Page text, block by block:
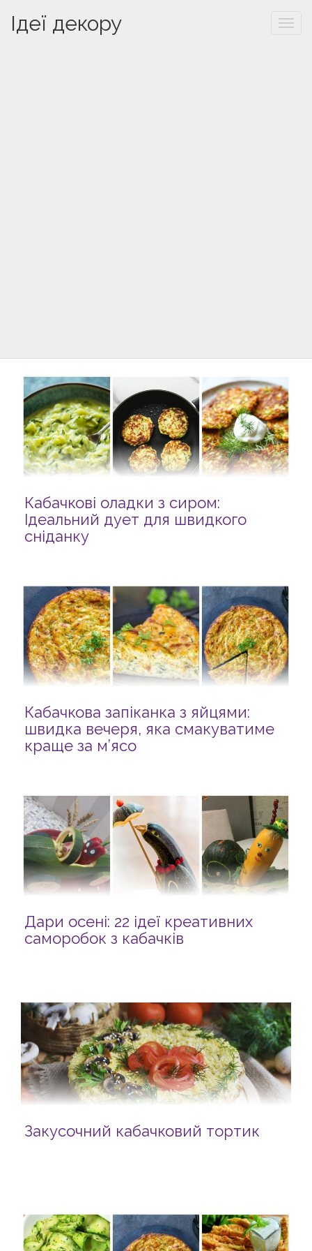
Ідеї декору
Кабачкові оладки з сиром:
Ідеальний дует для швидкого
сніданку
Кабачкова запіканка з яйцями:
швидка вечеря, яка смакуватиме
краще за м’ясо
Дари осені: 22 ідеї креативних
саморобок з кабачків
Закусочний кабачковий тортик